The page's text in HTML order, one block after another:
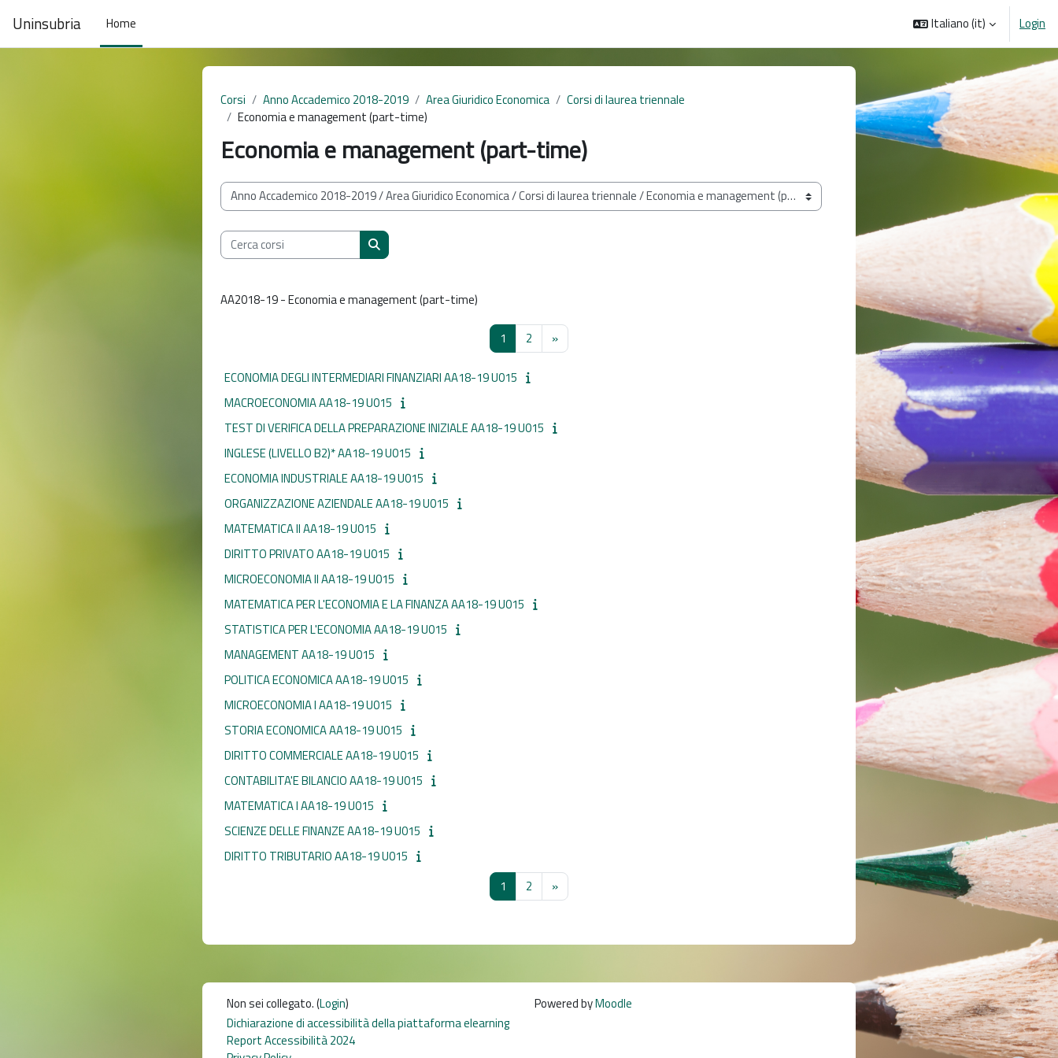
Uninsubria Home Italiano ‎(it)‎ Login
Corsi Anno Accademico 2018-2019 Area Giuridico Economica
Corsi di laurea triennale
Economia e management (part-time)
Economia e management (part-time)
Categorie di corso
Cerca corsi
Cerca corsi
AA2018-19 - Economia e management (part-time)
1 Pagina 1
2 Pagina 2
»Pagina successiva
ECONOMIA DEGLI INTERMEDIARI FINANZIARI AA18-19 U015
MACROECONOMIA AA18-19 U015
TEST DI VERIFICA DELLA PREPARAZIONE INIZIALE AA18-19 U015
INGLESE (LIVELLO B2)* AA18-19 U015
ECONOMIA INDUSTRIALE AA18-19 U015
ORGANIZZAZIONE AZIENDALE AA18-19 U015
MATEMATICA II AA18-19 U015
DIRITTO PRIVATO AA18-19 U015
MICROECONOMIA II AA18-19 U015
MATEMATICA PER L'ECONOMIA E LA FINANZA AA18-19 U015
STATISTICA PER L'ECONOMIA AA18-19 U015
MANAGEMENT AA18-19 U015
POLITICA ECONOMICA AA18-19 U015
MICROECONOMIA I AA18-19 U015
STORIA ECONOMICA AA18-19 U015
DIRITTO COMMERCIALE AA18-19 U015
CONTABILITA'E BILANCIO AA18-19 U015
MATEMATICA I AA18-19 U015
SCIENZE DELLE FINANZE AA18-19 U015
DIRITTO TRIBUTARIO AA18-19 U015
1 Pagina 1
2 Pagina 2
»Pagina successiva
Non sei collegato. (Login)
Dichiarazione di accessibilità della piattaforma elearning
Report Accessibilità 2024
Powered byMoodle